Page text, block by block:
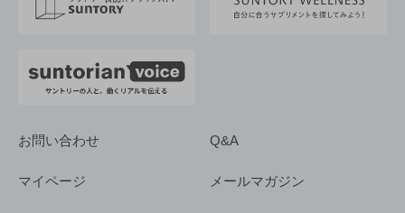
採用情報
お問い合わせ Q&A
マイページ メールマガジン